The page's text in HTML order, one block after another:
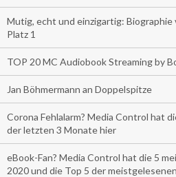
Mutig, echt und einzigartig: Biographie
Platz 1
TOP 20 MC Audiobook Streaming by
Jan Böhmermann an Doppelspitze
Corona Fehlalarm? Media Control hat
der letzten 3 Monate hier
eBook-Fan? Media Control hat die 5
2020 und die Top 5 der